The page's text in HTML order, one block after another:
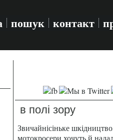
пошук контакт
в полі зору
Звичайнісіньке
мотокросери хочуть й